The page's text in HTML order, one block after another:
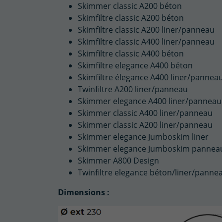
Skimmer classic A200 béton
Skimfiltre classic A200 béton
Skimfiltre classic A200 liner/panneau
Skimfiltre classic A400 liner/panneau
Skimfiltre classic A400 béton
Skimfiltre elegance A400 béton
Skimfiltre élegance A400 liner/
Twinfiltre A200 liner/panneau
Skimmer elegance A400 liner/panneau
Skimmer classic A400 liner/panneau
Skimmer classic A200 liner/panneau
Skimmer elegance Jumboskim liner
Skimmer elegance Jumboskim
Skimmer A800 Design
Twinfiltre elegance béton/liner/
Dimensions :